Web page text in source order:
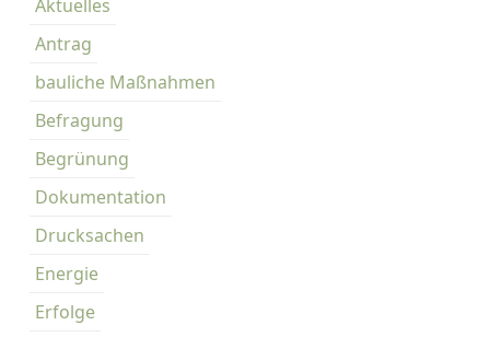
Aktuelles
Antrag
bauliche Maßnahmen
Befragung
Begrünung
Dokumentation
Drucksachen
Energie
Erfolge